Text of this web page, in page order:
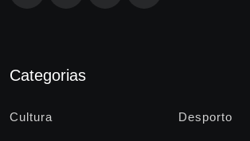
Categorias
Cultura Desporto